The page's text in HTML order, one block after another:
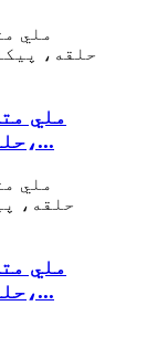
حلقه، پیکاتیني/اوبدونکی،...
حلقه، پیکاتیني/اوبدونکی،...